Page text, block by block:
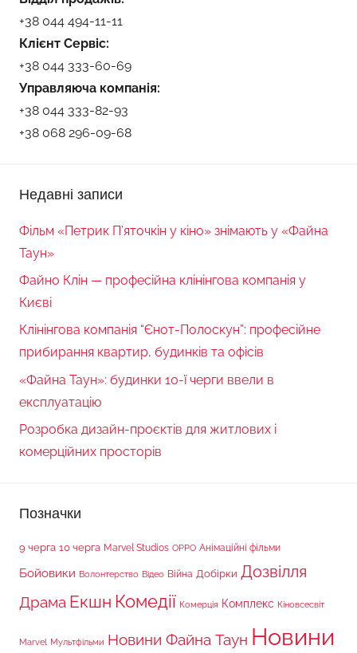
+38 044 494-11-11
Клієнт Сервіс:
+38 044 333-60-69
Управляюча компанія:
+38 044 333-82-93
+38 068 296-09-68
Недавні записи
Фільм «Петрик П’яточкін у кіно» знімають у «Файна
Таун»
Файно Клін — професійна клінінгова компанія у
Києві
Клінінгова компанія “Єнот-Полоскун”: професійне
прибирання квартир, будинків та офісів
«Файна Таун»: будинки 10-ї черги ввели в
експлуатацію
Розробка дизайн-проєктів для житлових і
комерційних просторів
Позначки
9 черга 10 черга Marvel Studios OPPO Анімаційні фільми
Бойовики Волонтерство Відео Війна Добірки Дозвілля
Драма Екшн Комедії Комерція Комплекс Кіновсесвіт
Marvel Мультфільми Новини Файна Таун Новини